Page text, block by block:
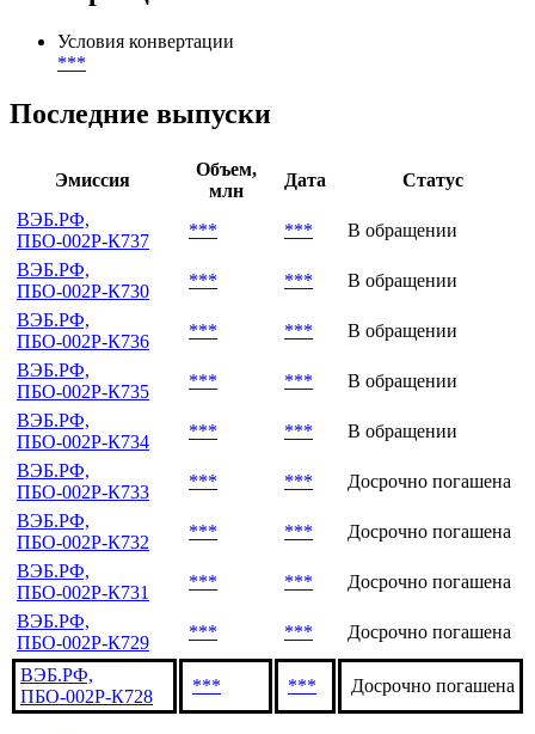
Условия конвертации
***
Последние выпуски
Эмиссия
Объем,
млн
Дата
Статус
ВЭБ.РФ,
ПБО-002Р-К737
*** ***
В обращении
ВЭБ.РФ,
ПБО-002Р-К730
*** ***
В обращении
ВЭБ.РФ,
ПБО-002Р-К736
*** ***
В обращении
ВЭБ.РФ,
ПБО-002Р-К735
*** ***
В обращении
ВЭБ.РФ,
ПБО-002Р-К734
*** ***
В обращении
ВЭБ.РФ,
ПБО-002Р-К733
*** ***
Досрочно погашена
ВЭБ.РФ,
ПБО-002Р-К732
*** ***
Досрочно погашена
ВЭБ.РФ,
ПБО-002Р-К731
*** ***
Досрочно погашена
ВЭБ.РФ,
ПБО-002Р-К729
*** *** Досрочно погашена
ВЭБ.РФ,
ПБО-002Р-К728
*** *** Досрочно погашена